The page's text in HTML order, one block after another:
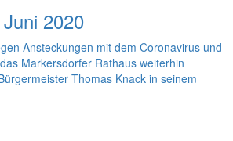
2020
Ansteckungen mit dem Coronavirus und
Markersdorfer Rathaus weiterhin
Thomas Knack in seinem